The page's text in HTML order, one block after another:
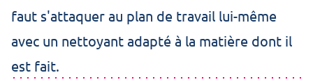
faut s'attaquer au plan de travail lui-même
avec un nettoyant adapté à la matière dont il
est fait.